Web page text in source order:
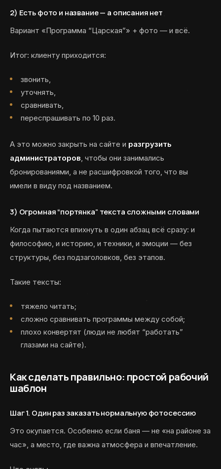
2) Есть фото и название — а описания нет
Вариант «Программа “Царская”» + фото — и всё.
Итог: клиенту приходится:
звонить,
уточнять,
сравнивать,
переспрашивать по 10 раз.
А это можно закрыть на сайте и разгрузить
администраторов, чтобы они занимались
бронированиями, а не расшифровкой того, что вы
имели в виду под названием.
3) Огромная “портянка” текста сложными словами
Когда пытаются впихнуть в один абзац всё сразу: и
философию, и историю, и техники, и эмоции — без
структуры, без подзаголовков, без этапов.
Такие тексты:
тяжело читать;
сложно сравнивать программы между собой;
плохо конвертят (люди не любят “работать”
глазами на сайте).
Как сделать правильно: простой рабочий
шаблон
Шаг 1. Один раз заказать нормальную фотосессию
Это окупается. Особенно если баня — не «на районе за
час», а место, где важна атмосфера и впечатление.